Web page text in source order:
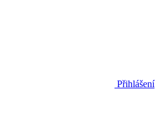
Přihlášení